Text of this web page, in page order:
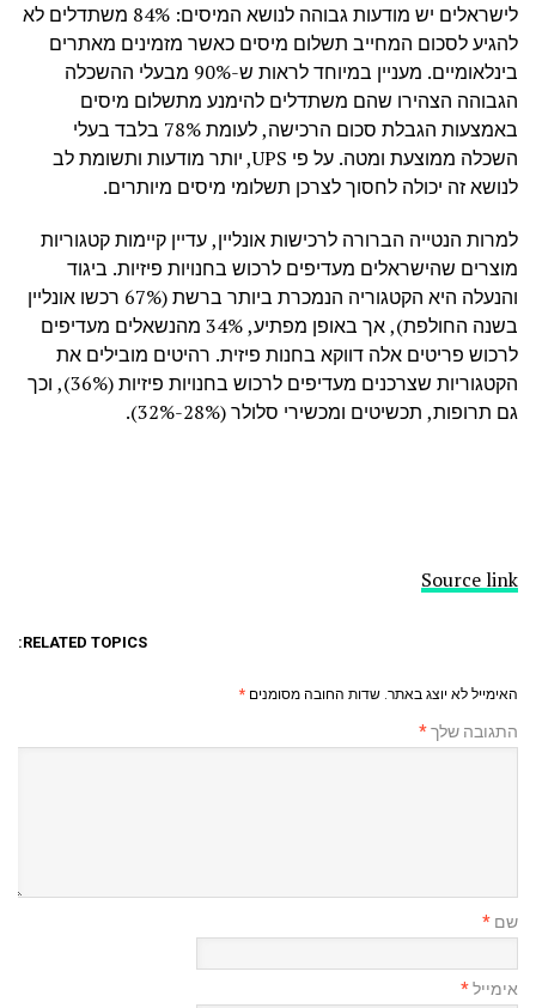
לישראלים יש מודעות גבוהה לנושא המיסים: 84% משתדלים לא
להגיע לסכום המחייב תשלום מיסים כאשר מזמינים מאתרים
בינלאומיים. מעניין במיוחד לראות ש-90% מבעלי ההשכלה
הגבוהה הצהירו שהם משתדלים להימנע מתשלום מיסים
באמצעות הגבלת סכום הרכישה, לעומת 78% בלבד בעלי
השכלה ממוצעת ומטה. על פי UPS, יותר מודעות ותשומת לב
לנושא זה יכולה לחסוך לצרכן תשלומי מיסים מיותרים.
למרות הנטייה הברורה לרכישות אונליין, עדיין קיימות קטגוריות
מוצרים שהישראלים מעדיפים לרכוש בחנויות פיזיות. ביגוד
והנעלה היא הקטגוריה הנמכרת ביותר ברשת (67% רכשו אונליין
בשנה החולפת), אך באופן מפתיע, 34% מהנשאלים מעדיפים
לרכוש פריטים אלה דווקא בחנות פיזית. רהיטים מובילים את
הקטגוריות שצרכנים מעדיפים לרכוש בחנויות פיזיות (36%), וכך
גם תרופות, תכשיטים ומכשירי סלולר (28%-32%).
Source link
RELATED TOPICS:
האימייל לא יוצג באתר. שדות החובה מסומנים *
התגובה שלך*
שם *
אימייל*